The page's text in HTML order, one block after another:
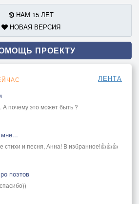
НАМ 15 ЛЕТ
НОВАЯ ВЕРСИЯ
ПРОЕКТУ
ЛЕНТА
А почему это может быть ?
стихи и песня, Анна! В избранное!👍👍👍
поэтов